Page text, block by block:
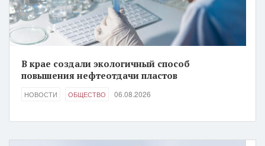
В крае создали экологичный способ
повышения нефтеотдачи пластов
НОВОСТИ ОБЩЕСТВО 06.08.2026